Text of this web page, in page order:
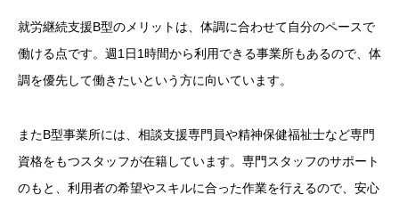
就労継続支援B型のメリットは、体調に合わせて自分のペースで
働ける点です。週1日1時間から利用できる事業所もあるので、体
調を優先して働きたいという方に向いています。
またB型事業所には、相談支援専門員や精神保健福祉士など専門
資格をもつスタッフが在籍しています。専門スタッフのサポート
のもと、利用者の希望やスキルに合った作業を行えるので、安心